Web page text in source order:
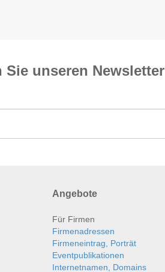
Sie unseren News­letter
Angebote
Für Firmen
Firmenadressen
Firmeneintrag, Porträt
Eventpublikationen
Internetnamen, Domains